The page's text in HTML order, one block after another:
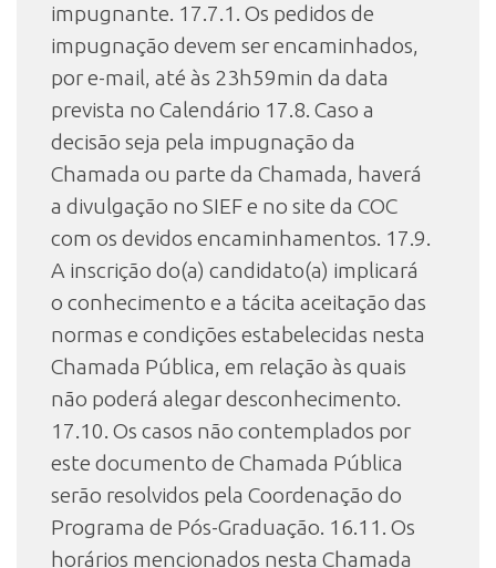
impugnante. 17.7.1. Os pedidos de
impugnação devem ser encaminhados,
por e-mail, até às 23h59min da data
prevista no Calendário 17.8. Caso a
decisão seja pela impugnação da
Chamada ou parte da Chamada, haverá
a divulgação no SIEF e no site da COC
com os devidos encaminhamentos. 17.9.
A inscrição do(a) candidato(a) implicará
o conhecimento e a tácita aceitação das
normas e condições estabelecidas nesta
Chamada Pública, em relação às quais
não poderá alegar desconhecimento.
17.10. Os casos não contemplados por
este documento de Chamada Pública
serão resolvidos pela Coordenação do
Programa de Pós-Graduação. 16.11. Os
horários mencionados nesta Chamada